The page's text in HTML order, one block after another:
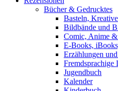
Bücher & Gedrucktes
Basteln,
Bildbände und
Comic, Anime
E-Books,
Erzählungen
Fremdsprachige
Jugendbuch
Kalender